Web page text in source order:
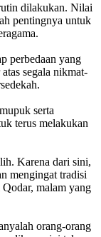
dilakukan. Nilai
pentingnya untuk
perbedaan yang
segala nikmat-
serta
terus melakukan
Karena dari sini,
mengingat tradisi
malam yang
orang-orang